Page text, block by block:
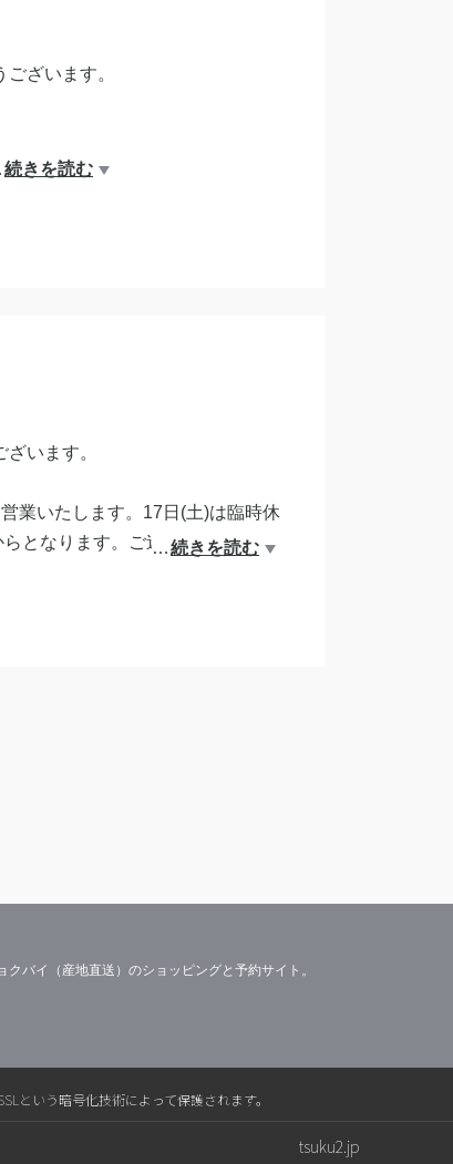
ざいます。
続きを読む
います。
業いたします。17日(土)は臨時休
となります。ご迷惑をおかけい
…続きを読む
バイ（産地直送）のショッピングと予約サイト。
という暗号化技術によって保護されます。
tsuku2.jp